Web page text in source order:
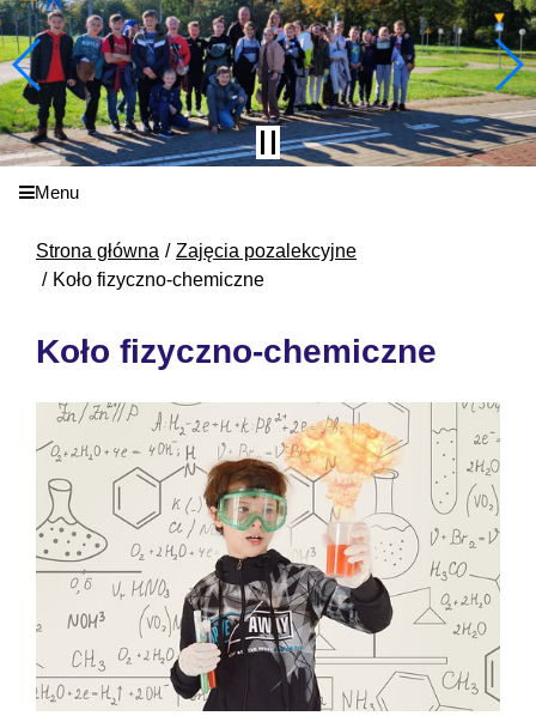
Menu
Strona główna
Zajęcia pozalekcyjne
Koło fizyczno-chemiczne
Koło fizyczno-chemiczne